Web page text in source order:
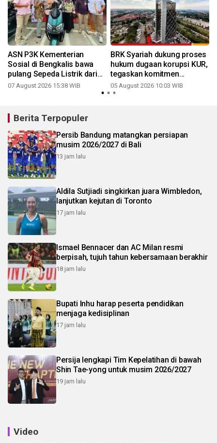
ASN P3K Kementerian
Sosial di Bengkalis bawa
pulang Sepeda Listrik dari
Program Bedelau BRK
07 August 2026 15:38 WIB
BRK Syariah dukung proses
hukum dugaan korupsi KUR,
tegaskan komitmen
berantas fraud
05 August 2026 10:03 WIB
Berita Terpopuler
Persib Bandung matangkan persiapan
musim 2026/2027 di Bali
13 jam lalu
Aldila Sutjiadi singkirkan juara Wimbledon,
lanjutkan kejutan di Toronto
17 jam lalu
Ismael Bennacer dan AC Milan resmi
berpisah, tujuh tahun kebersamaan berakhir
18 jam lalu
Bupati Inhu harap peserta pendidikan
menjaga kedisiplinan
17 jam lalu
Persija lengkapi Tim Kepelatihan di bawah
Shin Tae-yong untuk musim 2026/2027
19 jam lalu
Video